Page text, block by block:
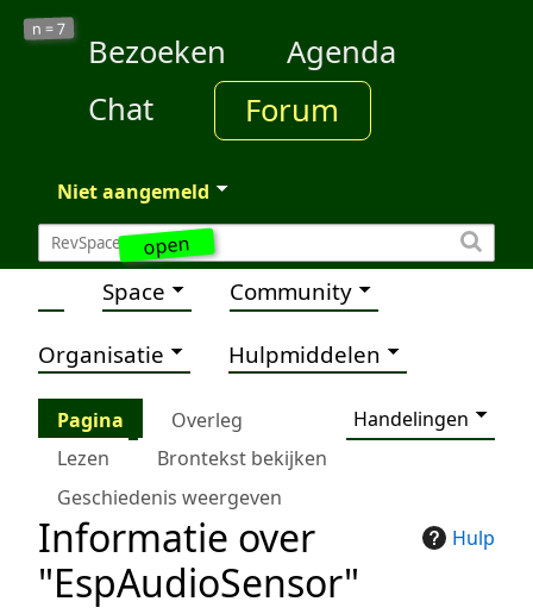
open
n =7
Bezoeken
Agenda
Chat
Forum
Niet aangemeld
Space Community
Organisatie Hulpmiddelen
Pagina Overleg
Handelingen
Lezen
Brontekst bekijken
Geschiedenis weergeven
Hulp
Informatie over
"EspAudioSensor"